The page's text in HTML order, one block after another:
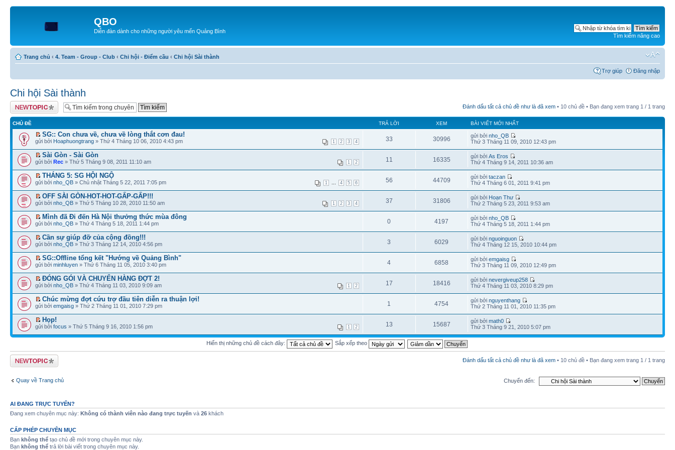
QBO
Diễn đàn dành cho những người yêu mến Quảng Bình
Tìm kiếm nâng cao
Trang chủ ‹ 4. Team - Group - Club ‹ Chi hội - Điểm cầu ‹ Chi hội Sài thành
Trợ giúp Đăng nhập
Chi hội Sài thành
Tạo chủ đề mới Đánh dấu tất cả chủ đề như là đã xem • 10 chủ đề • Bạn đang xem trang 1 / 1 trang
CHỦ ĐỀ TRẢ LỜI XEM BÀI VIẾT MỚI NHẤT
SG:: Con chưa về, chưa về lòng thắt cơn đau!
1 2 3 4
gửi bởi Hoaphuongtrang » Thứ 4 Tháng 10 06, 2010 4:43 pm 33 30996 gửi bởinho_QB
Thứ 3 Tháng 11 09, 2010 12:43 pm
Sài Gòn - Sài Gòn
1 2
gửi bởi Rec » Thứ 5 Tháng 9 08, 2011 11:10 am 11 16335 gửi bởiAs Eros
Thứ 4 Tháng 9 14, 2011 10:36 am
THÁNG 5: SG HỘI NGỘ
1 4 5 6
gửi bởi nho_QB » Chủ nhật Tháng 5 22, 2011 7:05 pm 56 44709 gửi bởitaczan
Thứ 4 Tháng 6 01, 2011 9:41 pm
OFF SÀI GÒN-HOT-HOT-GẤP-GẤP!!!
1 2 3 4
gửi bởi nho_QB » Thứ 5 Tháng 10 28, 2010 11:50 am 37 31806 gửi bởi Hoạn Thư
Thứ 2 Tháng 5 23, 2011 9:53 am
Mình đã Đi đến Hà Nội thưởng thức mùa đông
gửi bởi nho_QB » Thứ 4 Tháng 5 18, 2011 1:44 pm 0 4197 gửi bởinho_QB
Thứ 4 Tháng 5 18, 2011 1:44 pm
Cần sự giúp đỡ của cộng đồng!!!
gửi bởi nho_QB » Thứ 3 Tháng 12 14, 2010 4:56 pm 3 6029 gửi bởinguoinguon
Thứ 4 Tháng 12 15, 2010 10:44 pm
SG::Offline tổng kết "Hướng về Quảng Bình"
gửi bởi minhluyen » Thứ 6 Tháng 11 05, 2010 3:40 pm 4 6858 gửi bởiemgaisg
Thứ 3 Tháng 11 09, 2010 12:49 pm
ĐÓNG GÓI VÀ CHUYỂN HÀNG ĐỢT 2!
1 2
gửi bởi nho_QB » Thứ 4 Tháng 11 03, 2010 9:09 am 17 18416 gửi bởinevergiveup258
Thứ 4 Tháng 11 03, 2010 8:29 pm
Chúc mừng đợt cứu trợ đầu tiên diễn ra thuận lợi!
gửi bởi emgaisg » Thứ 2 Tháng 11 01, 2010 7:29 pm 1 4754 gửi bởinguyenthang
Thứ 2 Tháng 11 01, 2010 11:35 pm
Họp!
1 2
gửi bởi focus » Thứ 5 Tháng 9 16, 2010 1:56 pm 13 15687 gửi bởimath0
Thứ 3 Tháng 9 21, 2010 5:07 pm
Hiển thị những chủ đề cách đây: Sắp xếp theo
Tạo chủ đề mới Đánh dấu tất cả chủ đề như là đã xem • 10 chủ đề • Bạn đang xem trang 1 / 1 trang
Quay về Trang chủ Chuyển đến:
AI ĐANG TRỰC TUYẾN?
Đang xem chuyên mục này: Không có thành viên nào đang trực tuyến và 26 khách
CẤP PHÉP CHUYÊN MỤC
Bạn không thể tạo chủ đề mới trong chuyên mục này.
Bạn không thể trả lời bài viết trong chuyên mục này.